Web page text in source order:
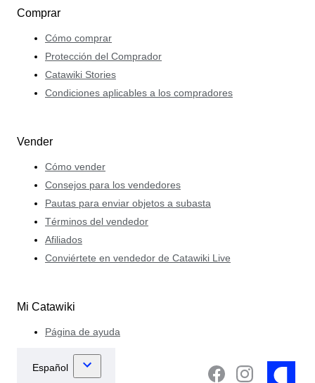
Comprar
Cómo comprar
Protección del Comprador
Catawiki Stories
Condiciones aplicables a los compradores
Vender
Cómo vender
Consejos para los vendedores
Pautas para enviar objetos a subasta
Términos del vendedor
Afiliados
Conviértete en vendedor de Catawiki Live
Mi Catawiki
Página de ayuda